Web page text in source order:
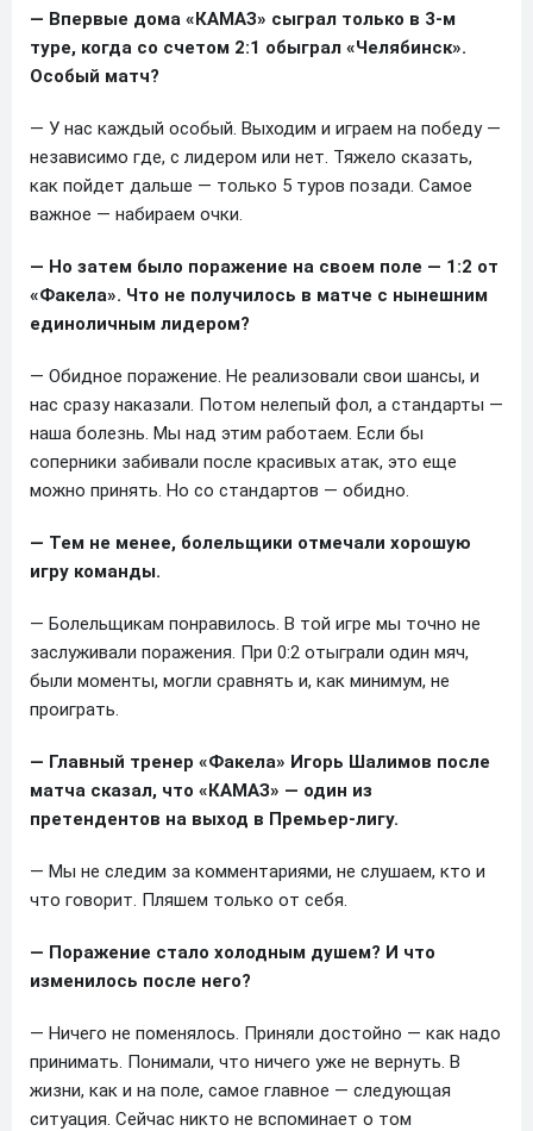
— Впервые дома «КАМАЗ» сыграл только в 3-м
туре, когда со счетом 2:1 обыграл «Челябинск».
Особый матч?
— У нас каждый особый. Выходим и играем на победу —
независимо где, с лидером или нет. Тяжело сказать,
как пойдет дальше — только 5 туров позади. Самое
важное — набираем очки.
— Но затем было поражение на своем поле — 1:2 от
«Факела». Что не получилось в матче с нынешним
единоличным лидером?
— Обидное поражение. Не реализовали свои шансы, и
нас сразу наказали. Потом нелепый фол, а стандарты —
наша болезнь. Мы над этим работаем. Если бы
соперники забивали после красивых атак, это еще
можно принять. Но со стандартов — обидно.
— Тем не менее, болельщики отмечали хорошую
игру команды.
— Болельщикам понравилось. В той игре мы точно не
заслуживали поражения. При 0:2 отыграли один мяч,
были моменты, могли сравнять и, как минимум, не
проиграть.
— Главный тренер «Факела» Игорь Шалимов после
матча сказал, что «КАМАЗ» — один из
претендентов на выход в Премьер-лигу.
— Мы не следим за комментариями, не слушаем, кто и
что говорит. Пляшем только от себя.
— Поражение стало холодным душем? И что
изменилось после него?
— Ничего не поменялось. Приняли достойно — как надо
принимать. Понимали, что ничего уже не вернуть. В
жизни, как и на поле, самое главное — следующая
ситуация. Сейчас никто не вспоминает о том